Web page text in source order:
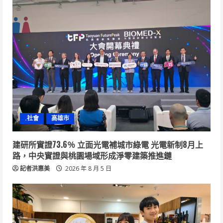
.社會 高雄市
建研所實證73.6％ 立面光電補城市綠電 光電新制8月上
路，中央實證與桃園場域形成淨零建築推進鏈
記者洪惠美 2026 年 8 月 5 日